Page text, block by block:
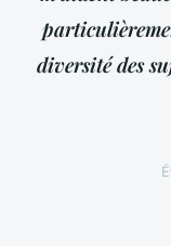
diversité des